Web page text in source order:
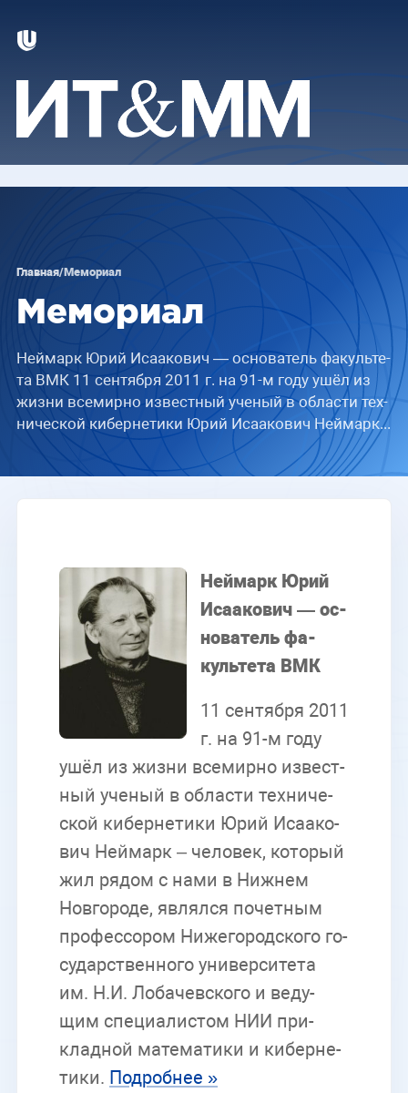
Главная/Мемориал
Мемориал
Ней­марк Юрий Иса­а­ко­вич — ос­но­ва­тель фа­куль­те­
та ВМК 11 сен­тяб­ря 2011 г. на 91-м году ушёл из
жиз­ни все­мир­но из­вест­ный уче­ный в об­ла­сти тех­
ни­че­ской ки­бер­не­ти­ки Юрий Иса­а­ко­вич Ней­марк...
Ней­марк Юрий
Иса­а­ко­вич — ос­
но­ва­тель фа­
куль­те­та ВМК
11 сен­тяб­ря 2011
г. на 91-м году
ушёл из жиз­ни все­мир­но из­вест­
ный уче­ный в об­ла­сти тех­ни­че­
ской ки­бер­не­ти­ки Юрий Иса­а­ко­
вич Ней­марк – че­ло­век, ко­то­рый
жил ря­дом с нами в Ниж­нем
Нов­го­ро­де, яв­лял­ся по­чет­ным
про­фес­со­ром Ни­же­го­род­ско­го го­
су­дар­ствен­но­го уни­вер­си­те­та
им. Н.И. Ло­ба­чев­ско­го и ве­ду­
щим спе­ци­а­ли­стом НИИ при­
клад­ной ма­те­ма­ти­ки и ки­бер­не­
ти­ки. По­дроб­нее »